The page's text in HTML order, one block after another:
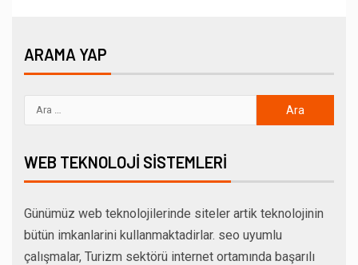
ARAMA YAP
WEB TEKNOLOJI SISTEMLERI
Günümüz web teknolojilerinde siteler artik teknolojinin
bütün imkanlarini kullanmaktadirlar. seo uyumlu
çalışmalar, Turizm sektörü internet ortamında başarılı